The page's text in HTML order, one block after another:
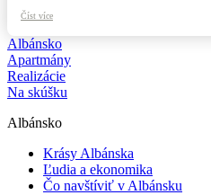
Číst více
Albánsko
Apartmány
Realizácie
Na skúšku
Albánsko
Krásy Albánska
Ľudia a ekonomika
Čo navštíviť v Albánsku